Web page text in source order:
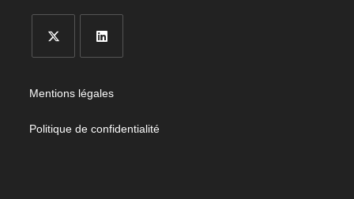
Mentions légales
Politique de confidentialité